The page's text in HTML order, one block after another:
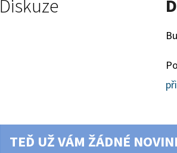
Diskuze
TEĎ UŽ VÁM ŽÁDNÉ